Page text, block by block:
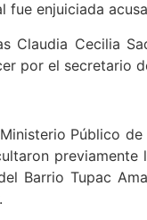
fue enjuiciada
Claudia Cecilia
por el secretario
Público
Barrio Tupac